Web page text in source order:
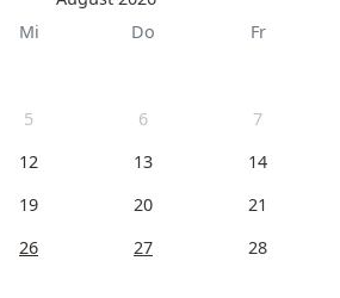
Mi Do Fr
5 6 7
12 13 14
19 20 21
26 27 28